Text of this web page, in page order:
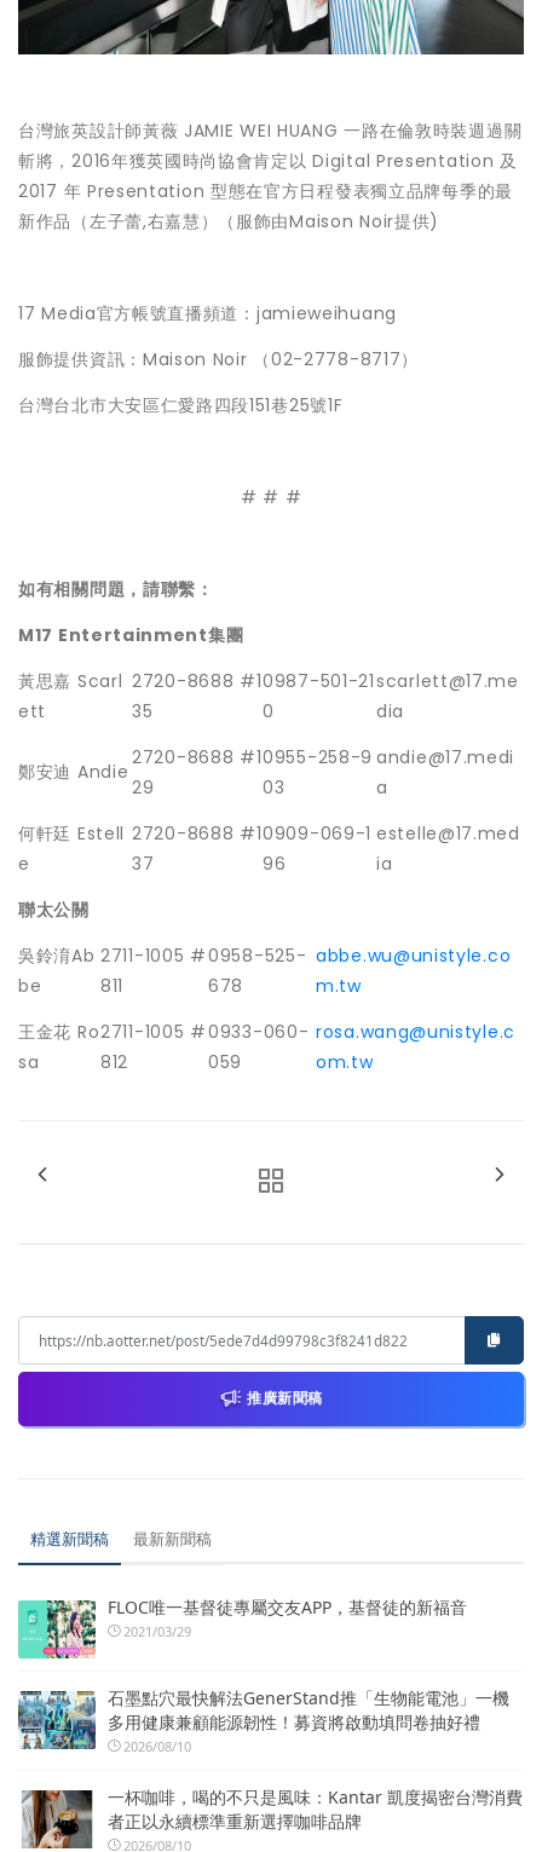
台灣旅英設計師黃薇 JAMIE WEI HUANG 一路在倫敦時裝週過關
斬將，2016年獲英國時尚協會肯定以 Digital Presentation 及
2017 年 Presentation 型態在官方日程發表獨立品牌每季的最
新作品（左子蕾,右嘉慧）（服飾由Maison Noir提供)
17 Media官方帳號直播頻道：jamieweihuang
服飾提供資訊：Maison Noir （02-2778-8717）
台灣台北市大安區仁愛路四段151巷25號1F
# # #
如有相關問題，請聯繫：
M17 Entertainment集團
黃思嘉 Scarl
ett
2720-8688 #1
35
0987-501-21
0
scarlett@17.me
dia
鄭安迪 Andie
2720-8688 #1
29
0955-258-9
03
andie@17.medi
a
何軒廷 Estell
e
2720-8688 #1
37
0909-069-1
96
estelle@17.med
ia
聯太公關
吳鈴淯Ab
be
2711-1005 #
811
0958-525-
678
abbe.wu@unistyle.co
m.tw
王金花 Ro
sa
2711-1005 #
812
0933-060-
059
rosa.wang@unistyle.c
om.tw
推廣新聞稿
精選新聞稿 最新新聞稿
FLOC唯一基督徒專屬交友APP，基督徒的新福音
2021/03/29
石墨點穴最快解法GenerStand推「生物能電池」一機
多用健康兼顧能源韌性！募資將啟動填問卷抽好禮
2026/08/10
一杯咖啡，喝的不只是風味：Kantar 凱度揭密台灣消費
者正以永續標準重新選擇咖啡品牌
2026/08/10